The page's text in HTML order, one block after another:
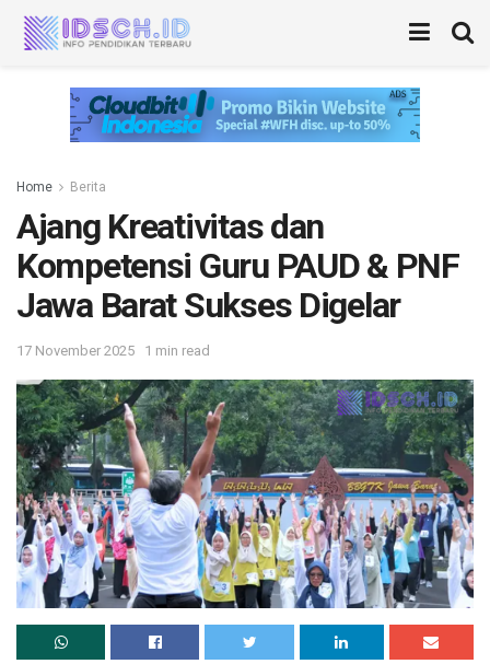
Home Berita
Ajang Kreativitas dan
Kompetensi Guru PAUD & PNF
Jawa Barat Sukses Digelar
17 November 2025 1 min read